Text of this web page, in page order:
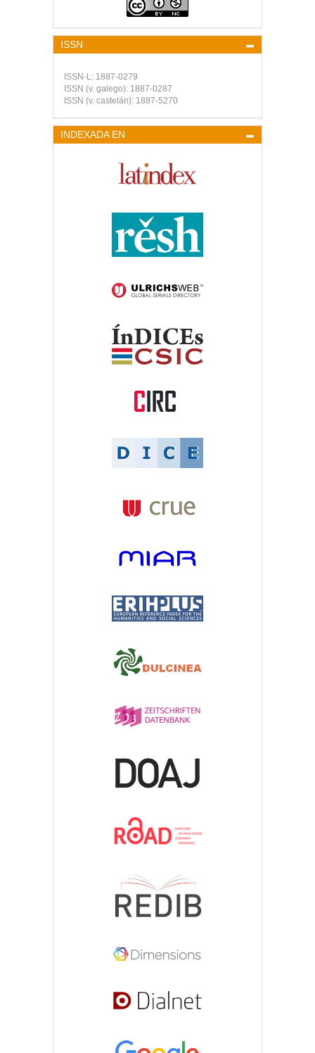
ISSN
ISSN-L: 1887-0279
ISSN (v. galego): 1887-0287
ISSN (v. castelán): 1887-5270
INDEXADA EN